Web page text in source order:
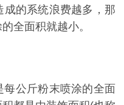
的系统浪费越多，那
全面积就越小。
公斤粉末喷涂的全面